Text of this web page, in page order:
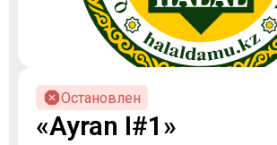
Остановлен
«Ayran І#1»